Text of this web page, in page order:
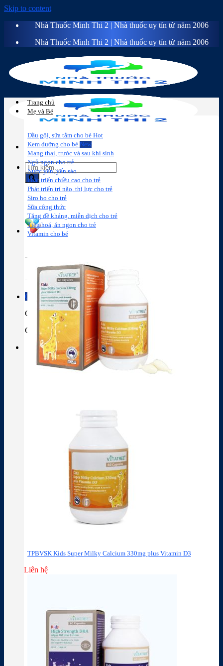
Skip to content
Nhà Thuốc Minh Thi 2 | Nhà thuốc uy tín từ năm 2006
Nhà Thuốc Minh Thi 2 | Nhà thuốc uy tín từ năm 2006
Sữa công
thức
Thành phần thuốc
Giỏ hàng
Giỏ hàng
Chưa có sản phẩm trong giỏ hàng.
Trang chủ
Mẹ và Bé
Dầu gội, sữa tắm cho bé
Kem dưỡng cho bé
Mang thai, trước và sau khi sinh
Ngủ ngon cho trẻ
Nước yến, yến sào
Phát triển chiều cao cho trẻ
Phát triển trí não, thị lực cho trẻ
Siro ho cho trẻ
Sữa công thức
Tăng đề kháng, miễn dịch cho trẻ
Tiêu hoá, ăn ngon cho trẻ
Vitamin cho bé
TPBVSK Kids Super Milky Calcium 330mg plus Vitamin D3
Liên hệ